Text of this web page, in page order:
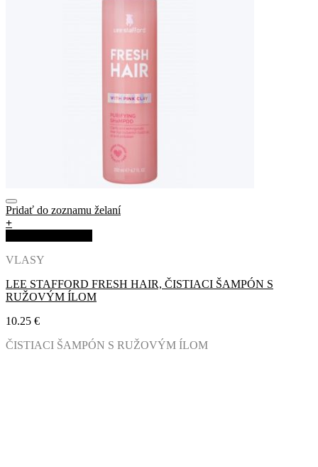
Pridať do zoznamu želaní
+
VLASY
LEE STAFFORD FRESH HAIR, ČISTIACI ŠAMPÓN S
RUŽOVÝM ÍLOM
10.25 €
ČISTIACI ŠAMPÓN S RUŽOVÝM ÍLOM